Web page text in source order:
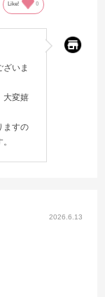
Like! 0
いま
大変嬉
ますの
2026.6.13